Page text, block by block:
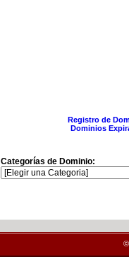
Registro de
Dominios
Categorías de Dominio:
©